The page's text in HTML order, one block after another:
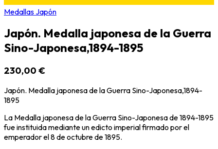
Medallas Japón
Japón. Medalla japonesa de la Guerra
Sino-Japonesa,1894-1895
230,00 €
Japón. Medalla japonesa de la Guerra Sino-Japonesa,1894-
1895
La Medalla japonesa de la Guerra Sino-Japonesa de 1894-1895
fue instituida mediante un edicto imperial firmado por el
emperador el 8 de octubre de 1895.